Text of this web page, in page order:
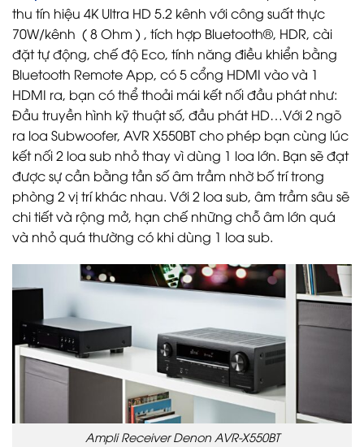
thu tín hiệu 4K Ultra HD 5.2 kênh với công suất thực
70W/kênh ( 8 Ohm ) , tích hợp Bluetooth®, HDR, cài
đặt tự động, chế độ Eco, tính năng điều khiển bằng
Bluetooth Remote App, có 5 cổng HDMI vào và 1
HDMI ra, bạn có thể thoải mái kết nối đầu phát như:
Đầu truyền hình kỹ thuật số, đầu phát HD…Với 2 ngõ
ra loa Subwoofer, AVR X550BT cho phép bạn cùng lúc
kết nối 2 loa sub nhỏ thay vì dùng 1 loa lớn. Bạn sẽ đạt
được sự cần bằng tần số âm trầm nhờ bố trí trong
phòng 2 vị trí khác nhau. Với 2 loa sub, âm trầm sâu sẽ
chi tiết và rộng mở, hạn chế những chỗ âm lớn quá
và nhỏ quá thường có khi dùng 1 loa sub.
Ampli Receiver Denon AVR-X550BT